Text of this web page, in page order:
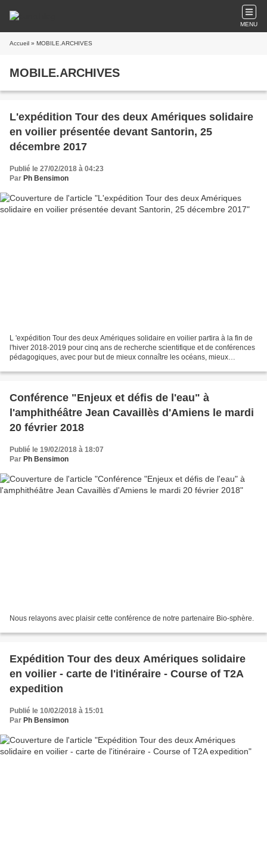
MENU
Accueil » MOBILE.ARCHIVES
MOBILE.ARCHIVES
L'expédition Tour des deux Amériques solidaire
en voilier présentée devant Santorin, 25
décembre 2017
Publié le 27/02/2018 à 04:23
Par Ph Bensimon
L 'expédition Tour des deux Amériques solidaire en voilier partira à la fin de
l'hiver 2018-2019 pour cinq ans de recherche scientifique et de conférences
pédagogiques, avec pour but de mieux connaître les océans, mieux
Conférence "Enjeux et défis de l'eau" à
l'amphithéâtre Jean Cavaillès d'Amiens le mardi
20 février 2018
Publié le 19/02/2018 à 18:07
Par Ph Bensimon
Nous relayons avec plaisir cette conférence de notre partenaire Bio-sphère.
Expédition Tour des deux Amériques solidaire
en voilier - carte de l'itinéraire - Course of T2A
expedition
Publié le 10/02/2018 à 15:01
Par Ph Bensimon